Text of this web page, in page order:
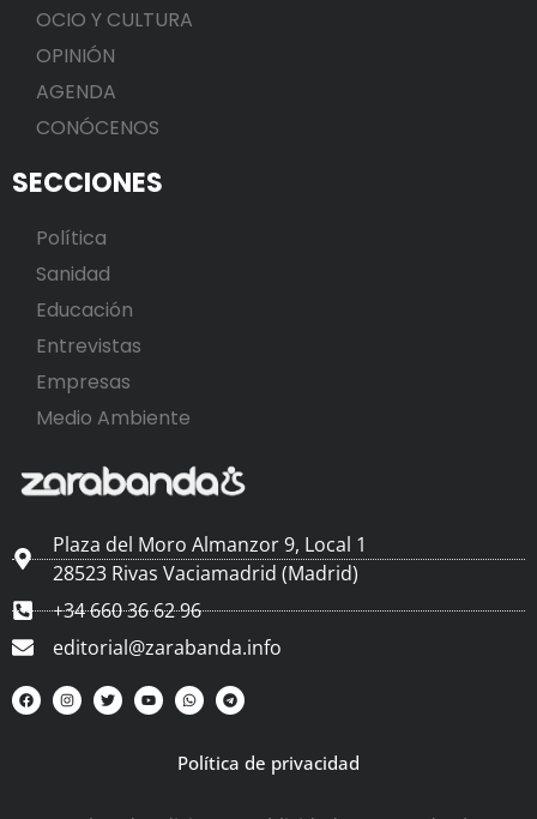
OCIO Y CULTURA
OPINIÓN
AGENDA
CONÓCENOS
SECCIONES
Política
Sanidad
Educación
Entrevistas
Empresas
Medio Ambiente
Plaza del Moro Almanzor 9, Local 1
28523 Rivas Vaciamadrid (Madrid)
+34 660 36 62 96
editorial@zarabanda.info
Política de privacidad